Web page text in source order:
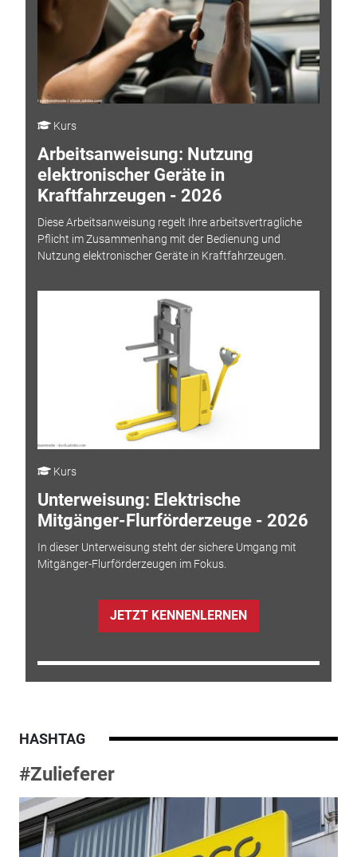
Kurs
Arbeitsanweisung: Nutzung
elektronischer Geräte in
Kraftfahrzeugen - 2026
Diese Arbeitsanweisung regelt Ihre arbeitsvertragliche
Pflicht im Zusammenhang mit der Bedienung und
Nutzung elektronischer Geräte in Kraftfahrzeugen.
Kurs
Unterweisung: Elektrische
Mitgänger-Flurförderzeuge - 2026
In dieser Unterweisung steht der sichere Umgang mit
Mitgänger-Flurförderzeugen im Fokus.
JETZT KENNENLERNEN
HASHTAG
#Zulieferer